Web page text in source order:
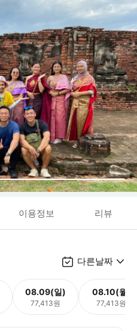
이용정보 리뷰
다른날짜
08.09(일)
77,413원
08.10(월)
77,413원